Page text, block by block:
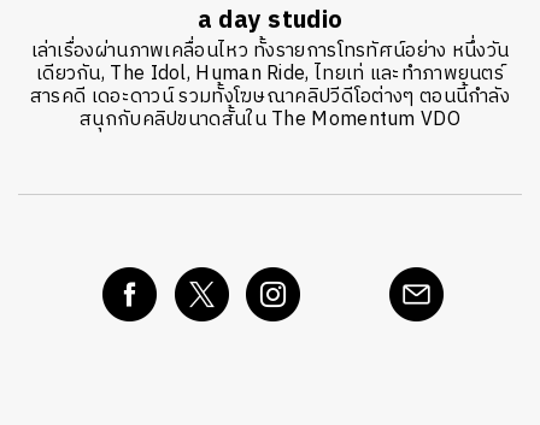
a day studio
เล่าเรื่องผ่านภาพเคลื่อนไหว ทั้งรายการโทรทัศน์อย่าง หนึ่งวัน
เดียวกัน, The Idol, Human Ride, ไทยเท่ และทำภาพยนตร์
สารคดี เดอะดาวน์ รวมทั้งโฆษณาคลิปวีดีโอต่างๆ ตอนนี้กำลัง
สนุกกับคลิปขนาดสั้นใน The Momentum VDO